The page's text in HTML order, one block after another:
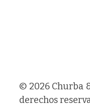
© 2026 Churba
derechos